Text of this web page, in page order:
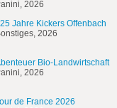
2026
Jahre Kickers Offenbach
2026
Bio-Landwirtschaft
2026
de France 2026